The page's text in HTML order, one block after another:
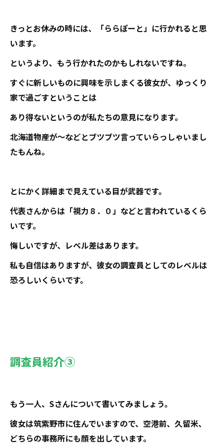
きっとお休みの時には、「ららぽーと」に行かれると思
います。
というより、もう行かれたのかもしれないですね。
すぐに新しいものに興味を示しまくる彼女が、ゆっくり
家で過ごすということは
あり得ないというのが私たちの意見になります。
北海道物産が～などとブツブツ言っていらっしゃいまし
たもんね。
とにかく詳細まで見えている目が武器です。
代表さんからは「視力８．０」などと言われているくら
いです。
悔しいですが、レベル差はあります。
私も自信はありますが、彼女の調査員としてのレベルは
恐ろしいくらいです。
調査員紹介③
もう一人、Sさんについて書いてみましょう。
彼女は筑紫野市に住んでいますので、空港前、久留米、
どちらの事務所にも顔を出しています。